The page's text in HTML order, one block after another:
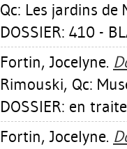
Qc: Les jardins de
DOSSIER: 410 -
Fortin, Jocelyne.
Rimouski, Qc:
DOSSIER: en
Fortin, Jocelyne.